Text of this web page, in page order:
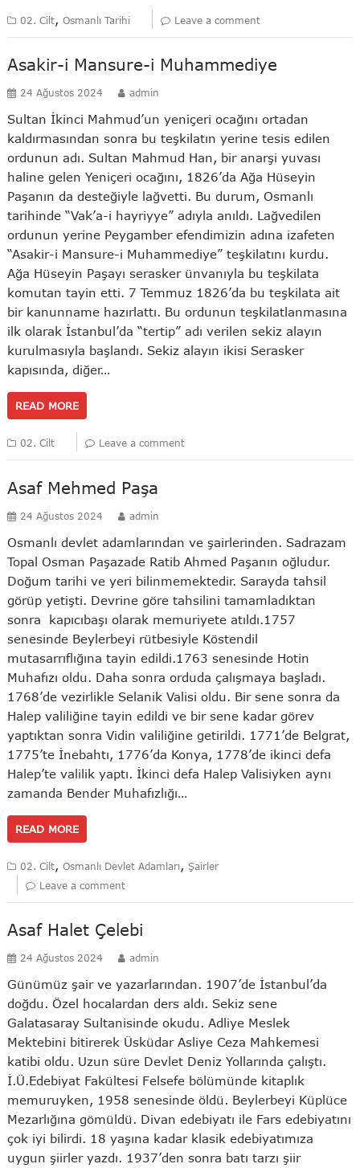
02. Cilt,Osmanlı Tarihi Leave a comment
Asakir-i Mansure-i Muhammediye
24 Ağustos 2024 admin
Sultan İkinci Mahmud’un yeniçeri ocağını ortadan
kaldırmasından sonra bu teşkilatın yerine tesis edilen
ordunun adı. Sultan Mahmud Han, bir anarşi yuvası
haline gelen Yeniçeri ocağını, 1826’da Ağa Hüseyin
Paşanın da desteğiyle lağvetti. Bu durum, Osmanlı
tarihinde “Vak’a-i hayriyye” adıyla anıldı. Lağvedilen
ordunun yerine Peygamber efendimizin adına izafeten
“Asakir-i Mansure-i Muhammediye” teşkilatını kurdu.
Ağa Hüseyin Paşayı serasker ünvanıyla bu teşkilata
komutan tayin etti. 7 Temmuz 1826’da bu teşkilata ait
bir kanunname hazırlattı. Bu ordunun teşkilatlanmasına
ilk olarak İstanbul’da “tertip” adı verilen sekiz alayın
kurulmasıyla başlandı. Sekiz alayın ikisi Serasker
kapısında, diğer…
READ MORE
02. Cilt Leave a comment
Asaf Mehmed Paşa
24 Ağustos 2024 admin
Osmanlı devlet adamlarından ve şairlerinden. Sadrazam
Topal Osman Paşazade Ratib Ahmed Paşanın oğludur.
Doğum tarihi ve yeri bilinmemektedir. Sarayda tahsil
görüp yetişti. Devrine göre tahsilini tamamladıktan
sonra kapıcıbaşı olarak memuriyete atıldı.1757
senesinde Beylerbeyi rütbesiyle Köstendil
mutasarrıflığına tayin edildi.1763 senesinde Hotin
Muhafızı oldu. Daha sonra orduda çalışmaya başladı.
1768’de vezirlikle Selanik Valisi oldu. Bir sene sonra da
Halep valiliğine tayin edildi ve bir sene kadar görev
yaptıktan sonra Vidin valiliğine getirildi. 1771’de Belgrat,
1775’te İnebahtı, 1776’da Konya, 1778’de ikinci defa
Halep’te valilik yaptı. İkinci defa Halep Valisiyken aynı
zamanda Bender Muhafızlığı…
READ MORE
02. Cilt,Osmanlı Devlet Adamları,Şairler
Leave a comment
Asaf Halet Çelebi
24 Ağustos 2024 admin
Günümüz şair ve yazarlarından. 1907’de İstanbul’da
doğdu. Özel hocalardan ders aldı. Sekiz sene
Galatasaray Sultanisinde okudu. Adliye Meslek
Mektebini bitirerek Üsküdar Asliye Ceza Mahkemesi
katibi oldu. Uzun süre Devlet Deniz Yollarında çalıştı.
İ.Ü.Edebiyat Fakültesi Felsefe bölümünde kitaplık
memuruyken, 1958 senesinde öldü. Beylerbeyi Küplüce
Mezarlığına gömüldü. Divan edebiyatı ile Fars edebiyatını
çok iyi bilirdi. 18 yaşına kadar klasik edebiyatımıza
uygun şiirler yazdı. 1937’den sonra batı tarzı şiir